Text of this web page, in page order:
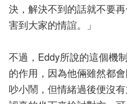
決，解決不到的話就不要
害到大家的情誼。」
不過，Eddy所說的這個機
的作用，因為他倆雖然都
吵小鬧，但情緒過後便沒